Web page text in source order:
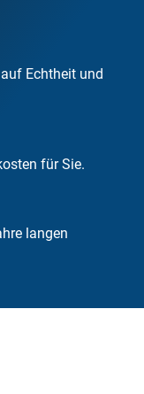
Echtheit und
für Sie.
langen